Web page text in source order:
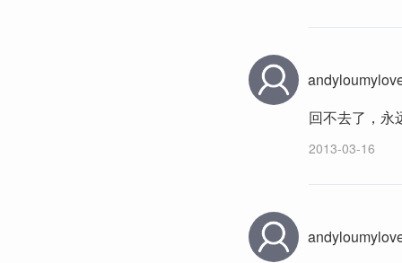
回不去了，永
2013-03-16